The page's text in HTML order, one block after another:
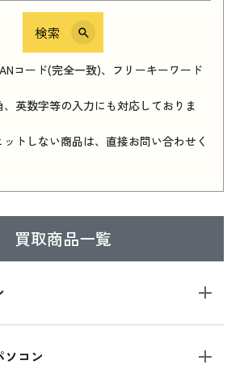
検索
コード(完全一致)、フリーキーワード
、英数字等の入力にも対応しておりま
ットしない商品は、直接お問い合わせく
買取商品一覧
ソコン
16e シリーズ 2025
16e シリーズ 2025 新品買取価格はこち
インチ 2025年春モデル
シリーズ 2024